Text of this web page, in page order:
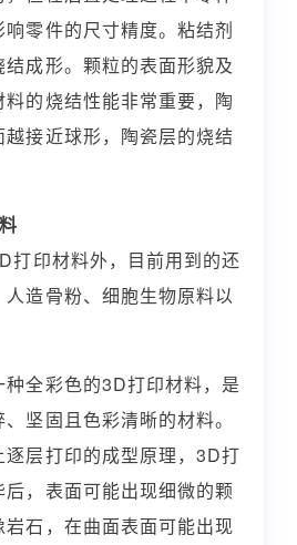
零件的尺寸精度。粘结剂
成形。颗粒的表面形貌及
的烧结性能非常重要，陶
接近球形，陶瓷层的烧结
打印材料外，目前用到的还
造骨粉、细胞生物原料以
全彩色的3D打印材料，是
坚固且色彩清晰的材料。
层打印的成型原理，3D打
，表面可能出现细微的颗
石，在曲面表面可能出现